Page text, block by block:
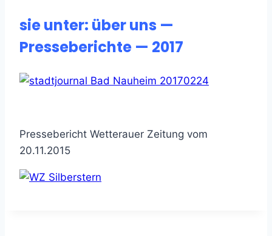
sie unter: über uns —
Presseberichte — 2017
Pressebericht Wetterauer Zeitung vom
20.11.2015